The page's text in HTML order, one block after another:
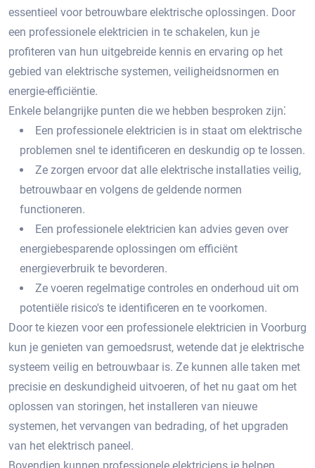
essentieel voor betrouwbare elektrische oplossingen.​ Door
een professionele elektricien in te schakelen, kun je
profiteren van hun uitgebreide kennis en ervaring op het
gebied van elektrische systemen, veiligheidsnormen en
energie-efficiëntie.
Enkele belangrijke punten die we hebben besproken zijn⁚
Een professionele elektricien is in staat om elektrische
problemen snel te identificeren en deskundig op te lossen.​
Ze zorgen ervoor dat alle elektrische installaties veilig,
betrouwbaar en volgens de geldende normen
functioneren.​
Een professionele elektricien kan advies geven over
energiebesparende oplossingen om efficiënt
energieverbruik te bevorderen.​
Ze voeren regelmatige controles en onderhoud uit om
potentiële risico's te identificeren en te voorkomen.
Door te kiezen voor een professionele elektricien in Voorburg
kun je genieten van gemoedsrust, wetende dat je elektrische
systeem veilig en betrouwbaar is. Ze kunnen alle taken met
precisie en deskundigheid uitvoeren, of het nu gaat om het
oplossen van storingen, het installeren van nieuwe
systemen, het vervangen van bedrading, of het upgraden
van het elektrisch paneel.​